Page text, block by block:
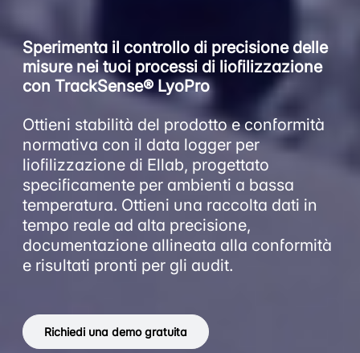
Sperimenta il controllo di precisione delle
misure nei tuoi processi di liofilizzazione
con TrackSense® LyoPro
Ottieni stabilità del prodotto e conformità
normativa con il data logger per
liofilizzazione di Ellab, progettato
specificamente per ambienti a bassa
temperatura. Ottieni una raccolta dati in
tempo reale ad alta precisione,
documentazione allineata alla conformità
e risultati pronti per gli audit.
Richiedi una demo gratuita